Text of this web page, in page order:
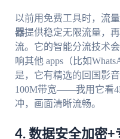
以前用免费工具时，流
器提供稳定无限流量，
流。它的智能分流技术
响其他 apps（比如
是，它有精选的回国影
100M带宽——我用它看
冲，画面清晰流畅。
4. 数据安全加密